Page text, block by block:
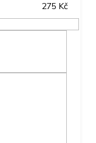
275 Kč